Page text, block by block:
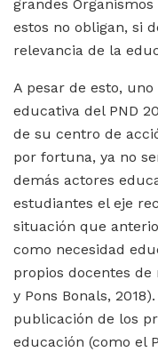
grandes
estos no obligan, si
relevancia de la
A pesar de esto,
educativa del PND
de su centro de
por fortuna, ya no
demás actores
estudiantes el eje
situación que
como necesidad
propios docentes de
y Pons Bonals,
publicación de los
educación (como el